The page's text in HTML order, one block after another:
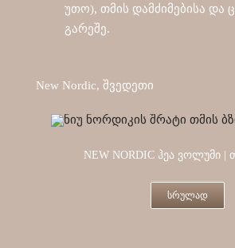
უთო), თმის დამძიმებისა და
გარეშე.
New Nordic, შვედეთი
NEW NORDIC ჰეა ვოლუმი |
ᲡᲠᲣᲚᲐᲓ